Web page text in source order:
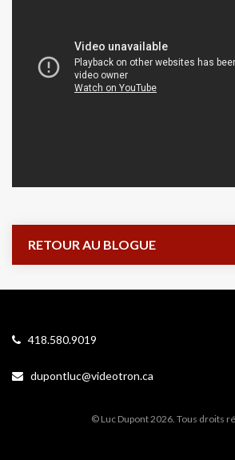
RETOUR AU BLOGUE
418.580.9019
dupontluc@videotron.ca
© Luc Dupont 2026. Tous droits